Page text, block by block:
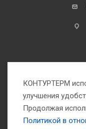
КОНТУРТЕРМ
улучшения
Продолжая
Политикой в